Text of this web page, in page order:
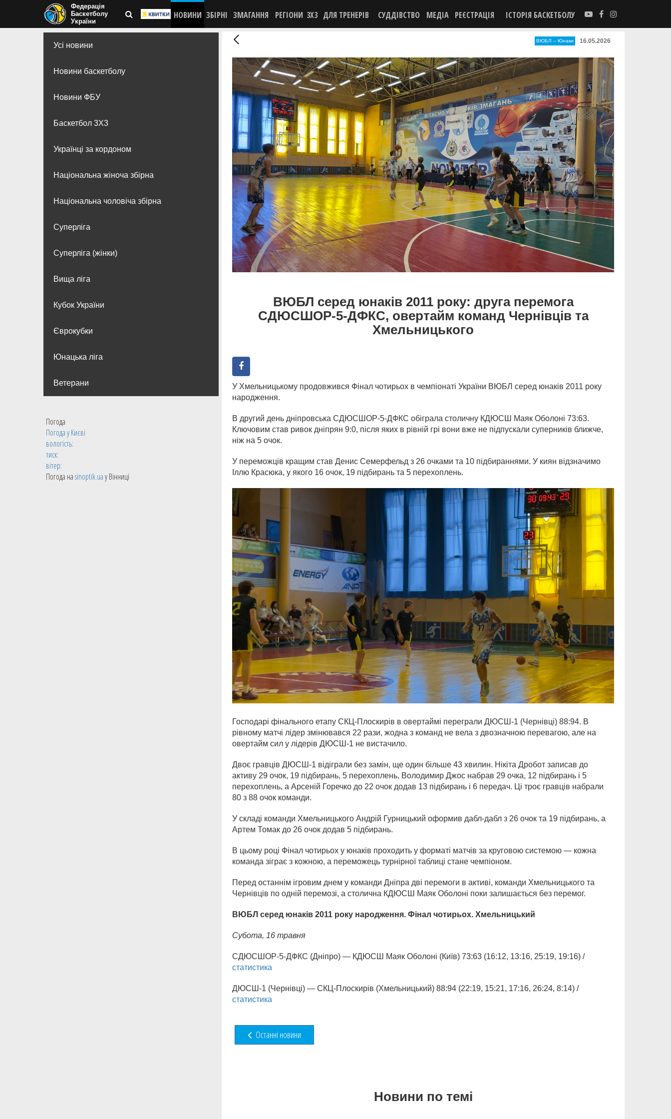
Федерація
Баскетболу
України
НОВИНИ ЗБІРНІ ЗМАГАННЯ РЕГІОНИ 3X3 ДЛЯ ТРЕНЕРІВ СУДДІВСТВО МЕДІА РЕЄСТРАЦІЯ ІСТОРІЯ БАСКЕТБОЛУ
Усі новини
Новини баскетболу
Новини ФБУ
Баскетбол 3Х3
Українці за кордоном
Національна жіноча збірна
Національна чоловіча збірна
Суперліга
Суперліга (жінки)
Вища лiга
Кубок України
Єврокубки
Юнацька ліга
Ветерани
Погода
Погода уКиєві
вологість:
тиск:
вітер:
Погода наsinoptik.uaу Вінниці
ВЮБЛ – Юнаки 16.05.2026
ВЮБЛ серед юнаків 2011 року: друга перемога
СДЮСШОР-5-ДФКС, овертайм команд Чернівців та
Хмельницького
У Хмельницькому продовжився Фінал чотирьох в чемпіонаті України ВЮБЛ серед юнаків 2011 року
народження.
В другий день дніпровська СДЮСШОР-5-ДФКС обіграла столичну КДЮСШ Маяк Оболоні 73:63.
Ключовим став ривок дніпрян 9:0, після яких в рівній грі вони вже не підпускали суперників ближче,
ніж на 5 очок.
У переможців кращим став Денис Семерфельд з 26 очками та 10 підбираннями. У киян відзначимо
Іллю Красюка, у якого 16 очок, 19 підбирань та 5 перехоплень.
Господарі фінального етапу СКЦ-Плоскирів в овертаймі переграли ДЮСШ-1 (Чернівці) 88:94. В
рівному матчі лідер змінювався 22 рази, жодна з команд не вела з двозначною перевагою, але на
овертайм сил у лідерів ДЮСШ-1 не вистачило.
Двоє гравців ДЮСШ-1 відіграли без замін, ще один більше 43 хвилин. Нікіта Дробот записав до
активу 29 очок, 19 підбирань, 5 перехоплень, Володимир Джос набрав 29 очка, 12 підбирань і 5
перехоплень, а Арсеній Горечко до 22 очок додав 13 підбирань і 6 передач. Ці троє гравців набрали
80 з 88 очок команди.
У складі команди Хмельницького Андрій Гурницький оформив дабл-дабл з 26 очок та 19 підбирань, а
Артем Томак до 26 очок додав 5 підбирань.
В цьому році Фінал чотирьох у юнаків проходить у форматі матчів за круговою системою — кожна
команда зіграє з кожною, а переможець турнірної таблиці стане чемпіоном.
Перед останнім ігровим днем у команди Дніпра дві перемоги в активі, команди Хмельницького та
Чернівців по одній перемозі, а столична КДЮСШ Маяк Оболоні поки залишається без перемог.
ВЮБЛ серед юнаків 2011 року народження. Фінал чотирьох. Хмельницький
Субота, 16 травня
СДЮСШОР-5-ДФКС (Дніпро) — КДЮСШ Маяк Оболоні (Київ) 73:63 (16:12, 13:16, 25:19, 19:16) /
статистика
ДЮСШ-1 (Чернівці) — СКЦ-Плоскирів (Хмельницький) 88:94 (22:19, 15:21, 17:16, 26:24, 8:14) /
статистика
Останні новини
Новини по темі